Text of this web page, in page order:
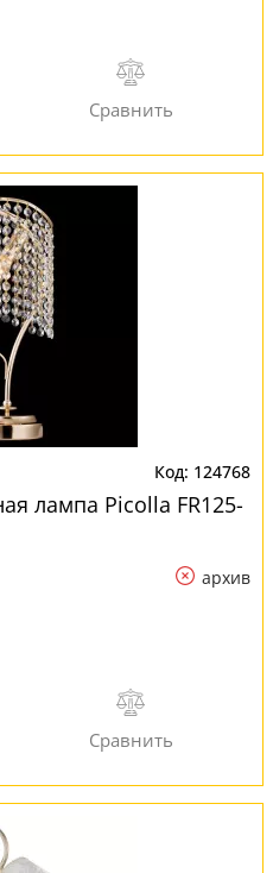
124768
лампа Picolla FR125-
архив